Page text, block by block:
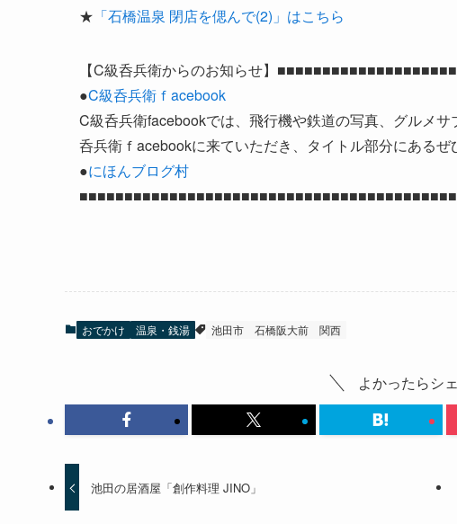
★ 「石橋温泉 閉店を偲んで(2)」はこちら
【C級呑兵衛からのお知らせ】
●C級呑兵衛ｆacebook
C級呑兵衛facebookでは、飛行機や鉄道の写真、グルメ
呑兵衛ｆacebookに来ていただき、タイトル部分にある
●にほんブログ村
おでかけ 温泉・銭湯 池田市 石橋阪大前 関西
よかったらシ
池田の居酒屋「創作料理 JINO」